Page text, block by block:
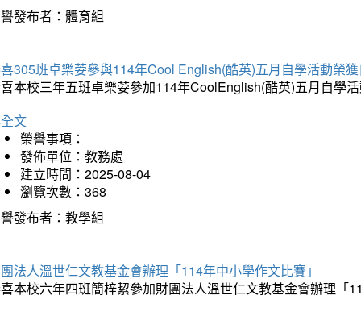
發布者：體育組
305班卓樂荌參與114年Cool English(酷英)五月自學活動榮
本校三年五班卓樂荌參加114年CoolEnglish(酷英)五月自學
文
榮譽事項：
發佈單位：教務處
建立時間：2025-08-04
瀏覽次數：368
發布者：教學組
法人溫世仁文教基金會辦理「114年中小學作文比賽」
本校六年四班簡梓絜參加財團法人溫世仁文教基金會辦理「